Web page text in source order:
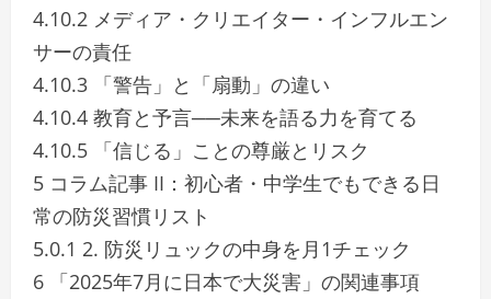
4.10.2 メディア・クリエイター・インフルエン
サーの責任
4.10.3 「警告」と「扇動」の違い
4.10.4 教育と予言──未来を語る力を育てる
4.10.5 「信じる」ことの尊厳とリスク
5 コラム記事 II：初心者・中学生でもできる日
常の防災習慣リスト
5.0.1 2. 防災リュックの中身を月1チェック
6 「2025年7月に日本で大災害」の関連事項